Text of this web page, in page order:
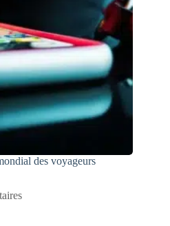
des voyageurs